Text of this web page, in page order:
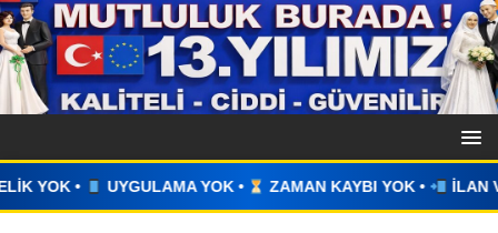
YOK • ZAMAN KAYBI YOK • İLAN VERİN • WHATSAPP